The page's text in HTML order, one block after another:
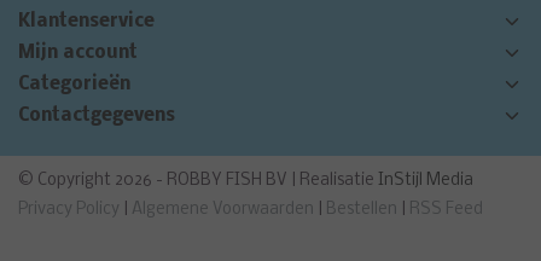
Klantenservice
Mijn account
Categorieën
Contactgegevens
© Copyright 2026 - ROBBY FISH BV | Realisatie InStijl Media
Privacy Policy
Algemene Voorwaarden Bestellen RSS Feed